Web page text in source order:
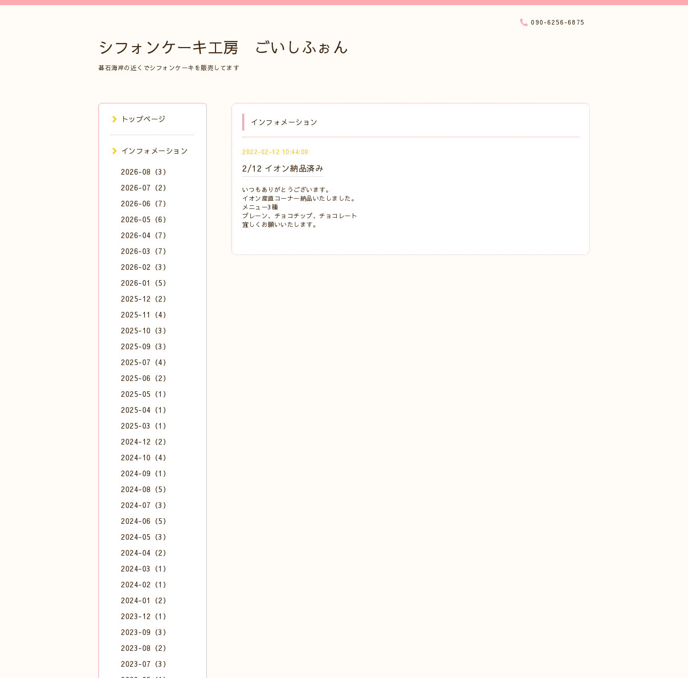
シフォンケーキ工房 ごいしふぉん
碁石海岸の近くでシフォンケーキを販売してます
090-6256-6875
インフォメーション
2022-02-12 10:44:00
2/12 イオン納品済み
いつもありがとうございます。
イオン産直コーナー納品いたしました。
メニュー3種
プレーン、チョコチップ、チョコレート
宜しくお願いいたします。
トップページ
インフォメーション
2026-08（3）
2026-07（2）
2026-06（7）
2026-05（6）
2026-04（7）
2026-03（7）
2026-02（3）
2026-01（5）
2025-12（2）
2025-11（4）
2025-10（3）
2025-09（3）
2025-07（4）
2025-06（2）
2025-05（1）
2025-04（1）
2025-03（1）
2024-12（2）
2024-10（4）
2024-09（1）
2024-08（5）
2024-07（3）
2024-06（5）
2024-05（3）
2024-04（2）
2024-03（1）
2024-02（1）
2024-01（2）
2023-12（1）
2023-09（3）
2023-08（2）
2023-07（3）